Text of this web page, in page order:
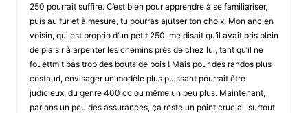
250 pourrait suffire. C’est bien pour apprendre à se familiariser,
puis au fur et à mesure, tu pourras ajutser ton choix. Mon ancien
voisin, qui est proprio d’un petit 250, me disait qu’il avait pris plein
de plaisir à arpenter les chemins près de chez lui, tant qu’il ne
fouettmit pas trop des bouts de bois ! Mais pour des randos plus
costaud, envisager un modèle plus puissant pourrait être
judicieux, du genre 400 cc ou même un peu plus. Maintenant,
parlons un peu des assurances, ça reste un point crucial, surtout